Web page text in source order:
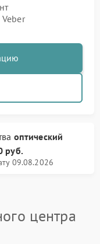
оптический
руб.
09.08.2026
центра